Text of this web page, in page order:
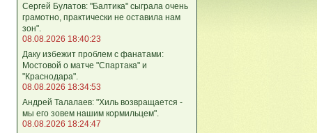
Сергей Булатов: "Балтика" сыграла очень
грамотно, практически не оставила нам
зон".
08.08.2026 18:40:23
Даку избежит проблем с фанатами:
Мостовой о матче "Спартака" и
"Краснодара".
08.08.2026 18:34:53
Андрей Талалаев: "Хиль возвращается -
мы его зовем нашим кормильцем".
08.08.2026 18:24:47